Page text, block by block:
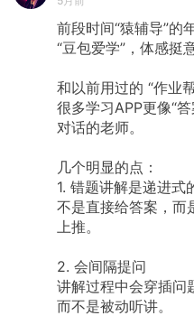
前段时间“猿辅导”的
“豆包爱学”，体感挺
和以前用过的 “作业
很多学习APP更像“
对话的老师。
几个明显的点：
1. 错题讲解是递进式
不是直接给答案，而
上推。
2. 会间隔提问
讲解过程中会穿插问
而不是被动听讲。